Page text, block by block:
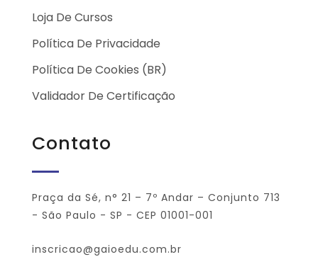
Loja De Cursos
Política De Privacidade
Política De Cookies (BR)
Validador De Certificação
Contato
Praça da Sé, n° 21 – 7º Andar – Conjunto 713
- São Paulo - SP - CEP 01001-001
inscricao@gaioedu.com.br